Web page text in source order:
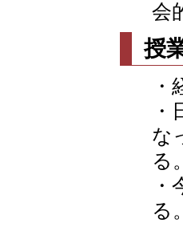
会
授
な
る。
る。